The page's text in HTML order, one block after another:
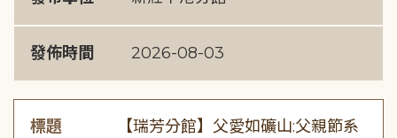
發佈時間 2026-08-03
標題
【瑞芳分館】父愛如礦山:父親節系